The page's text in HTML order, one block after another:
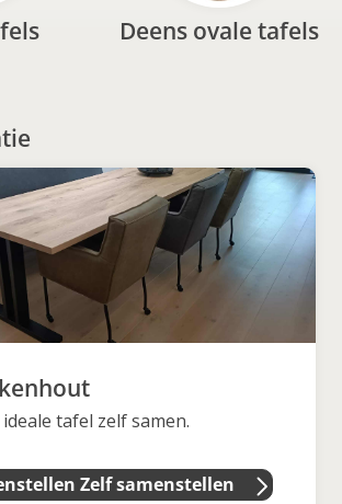
Deens ovale tafels
tafel zelf samen.
Zelf samenstellen